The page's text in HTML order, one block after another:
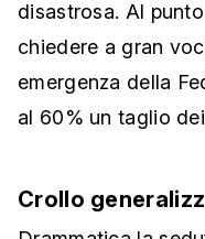
disastrosa. Al
chiedere a gran
emergenza della
al 60% un taglio
Crollo